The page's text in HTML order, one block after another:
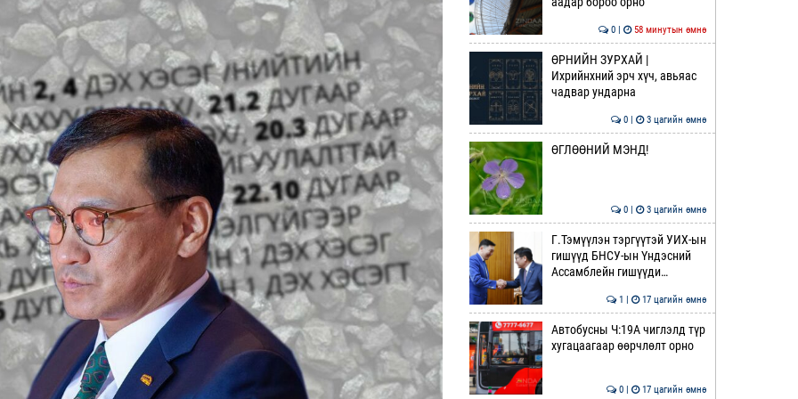
0 | 58 минутын өмнө
ӨРНИЙН ЗУРХАЙ |
Ихрийнхний эрч хүч, авьяас
чадвар ундарна
0 | 3 цагийн өмнө
ӨГЛӨӨНИЙ МЭНД!
0 | 3 цагийн өмнө
Г.Тэмүүлэн тэргүүтэй УИХ-ын
гишүүд БНСУ-ын Үндэсний
Ассамблейн гишүүди…
1 | 17 цагийн өмнө
Автобусны Ч:19А чиглэлд түр
хугацаагаар өөрчлөлт орно
0 | 17 цагийн өмнө